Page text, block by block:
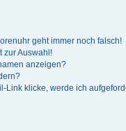
geht immer noch falsch!
zur Auswahl!
anzeigen?
Link klicke, werde ich